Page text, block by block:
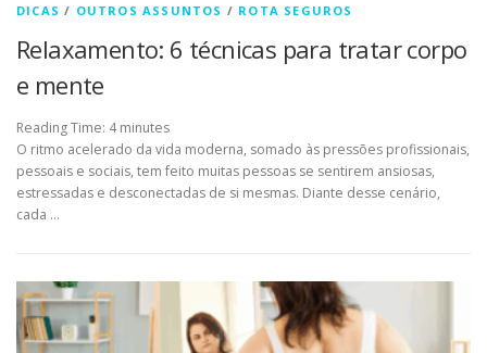
DICAS / OUTROS ASSUNTOS / ROTA SEGUROS
Relaxamento: 6 técnicas para tratar corpo
e mente
Reading Time: 4 minutes
O ritmo acelerado da vida moderna, somado às pressões profissionais,
pessoais e sociais, tem feito muitas pessoas se sentirem ansiosas,
estressadas e desconectadas de si mesmas. Diante desse cenário,
cada …